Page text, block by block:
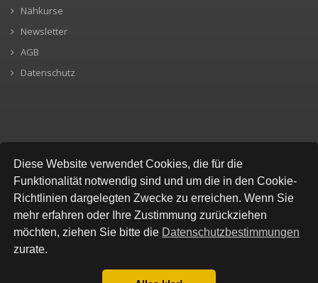
Diese Website verwendet Cookies, die für die
Funktionalität notwendig sind und um die in den Cookie-
Richtlinien dargelegten Zwecke zu erreichen. Wenn Sie
mehr erfahren oder Ihre Zustimmung zurückziehen
möchten, ziehen Sie bitte die Datenschutzbestimmungen
zurate.
Nähkurse
Newsletter
AGB
Datenschutz
SICHERE BEZAHLUNG